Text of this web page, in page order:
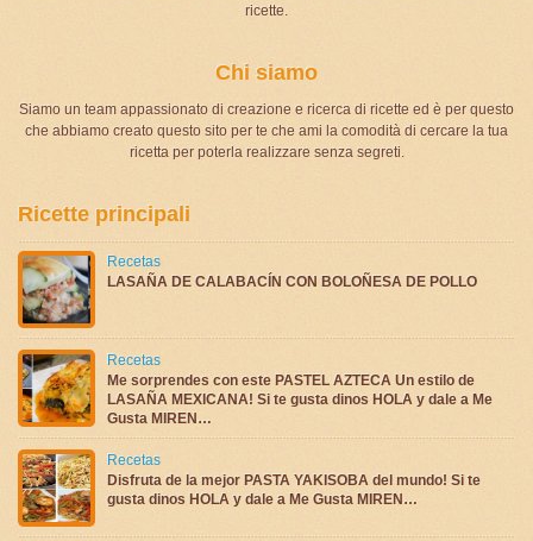
ricette.
Chi siamo
Siamo un team appassionato di creazione e ricerca di ricette ed è per questo
che abbiamo creato questo sito per te che ami la comodità di cercare la tua
ricetta per poterla realizzare senza segreti.
Ricette principali
Recetas
LASAÑA DE CALABACÍN CON BOLOÑESA DE POLLO
Recetas
Me sorprendes con este PASTEL AZTECA Un estilo de
LASAÑA MEXICANA! Si te gusta dinos HOLA y dale a Me
Gusta MIREN…
Recetas
Disfruta de la mejor PASTA YAKISOBA del mundo! Si te
gusta dinos HOLA y dale a Me Gusta MIREN…